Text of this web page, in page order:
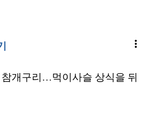
more_vert
개구리…먹이사슬 상식을 뒤